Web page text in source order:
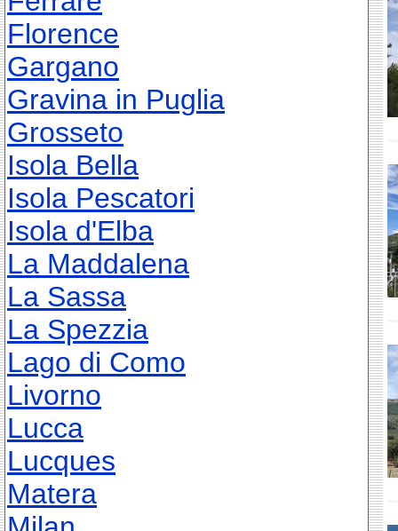
Florence
Gargano
Gravina in Puglia
Grosseto
Isola Bella
Isola Pescatori
Isola d'Elba
La Maddalena
La Sassa
La Spezzia
Lago di Como
Livorno
Lucca
Lucques
Matera